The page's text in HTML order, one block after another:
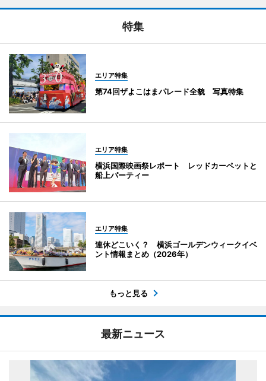
特集
エリア特集
第74回ザよこはまパレード全貌 写真特集
エリア特集
横浜国際映画祭レポート レッドカーペットと
船上パーティー
エリア特集
連休どこいく？ 横浜ゴールデンウィークイベ
ント情報まとめ（2026年）
もっと見る
最新ニュース